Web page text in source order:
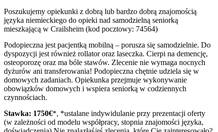
Poszukujemy opiekunki z dobrą lub bardzo dobrą znajomością
języka niemieckiego do opieki nad samodzielną seniorką
mieszkającą w Crailsheim (kod pocztowy: 74564)
Podopieczna jest pacjentką mobilną – porusza się samodzielnie. Do
dyspozycji jest również rollator oraz laseczka. Cierpi na demencję,
osteoporozę oraz ma bóle stawów. Zlecenie nie wymaga nocnych
dyżurów ani transferowania! Podopieczna chętnie udziela się w
domowych zadaniach. Opiekunka przejmuje wykonywanie
obowiązków domowych i wspiera seniorką w codziennych
czynnościach.
Stawka: 1750€*, *ustalane indywidulanie przy prezentacji oferty
(w zależności od modelu współpracy, stopnia znajomości języka,